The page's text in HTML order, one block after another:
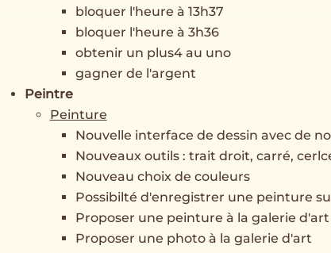
bloquer l'heure à 13h37
bloquer l'heure à 3h36
obtenir un plus4 au uno
gagner de l'argent
Peintre
Peinture
Nouvelle interface de dessin avec de
Nouveaux outils : trait droit, carré,
Nouveau choix de couleurs
Possibilté d'enregistrer une peinture
Proposer une peinture à la galerie d'art
Proposer une photo à la galerie d'art